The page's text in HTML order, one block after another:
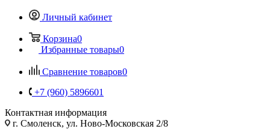
Личный кабинет
Корзина0
Избранные товары0
Сравнение товаров0
+7 (960) 5896601
Контактная информация
г. Смоленск, ул. Ново-Московская 2/8